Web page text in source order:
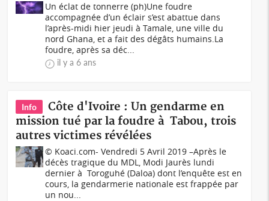
Un éclat de tonnerre (ph)Une foudre
accompagnée d’un éclair s’est abattue dans
l’après-midi hier jeudi à Tamale, une ville du
nord Ghana, et a fait des dégâts humains.La
foudre, après sa déc...
il y a 6 ans
Info
Côte d'Ivoire : Un gendarme en
mission tué par la foudre à Tabou, trois
autres victimes révélées
© Koaci.com- Vendredi 5 Avril 2019 –Après le
décès tragique du MDL, Modi Jaurès lundi
dernier à Toroguhé (Daloa) dont l’enquête est en
cours, la gendarmerie nationale est frappée par
un nou...